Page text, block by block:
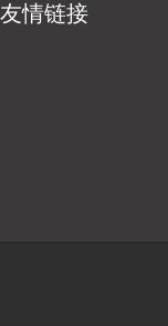
友情链接